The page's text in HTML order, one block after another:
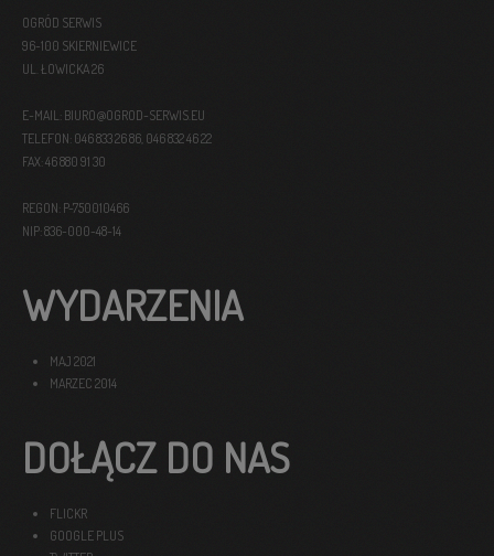
OGRÓD SERWIS
96-100 SKIERNIEWICE
UL. ŁOWICKA 26
E-MAIL: BIURO@OGROD-SERWIS.EU
TELEFON: 046 833 26 86, 046 832 46 22
FAX: 46 880 91 30
REGON: P-750010466
NIP: 836-000-48-14
WYDARZENIA
MAJ 2021
MARZEC 2014
DOŁĄCZ DO NAS
FLICKR
GOOGLE PLUS